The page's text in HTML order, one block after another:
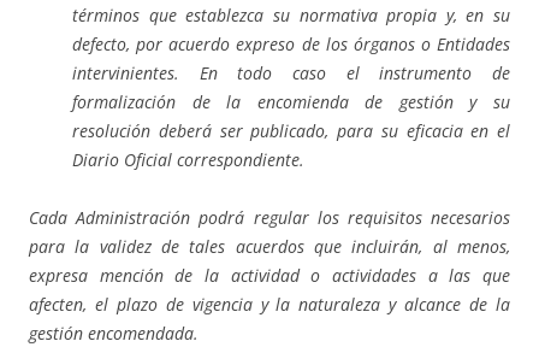
términos que establezca su normativa propia y, en su
defecto, por acuerdo expreso de los órganos o Entidades
intervinientes. En todo caso el instrumento de
formalización de la encomienda de gestión y su
resolución deberá ser publicado, para su eficacia en el
Diario Oficial correspondiente.
Cada Administración podrá regular los requisitos necesarios
para la validez de tales acuerdos que incluirán, al menos,
expresa mención de la actividad o actividades a las que
afecten, el plazo de vigencia y la naturaleza y alcance de la
gestión encomendada.